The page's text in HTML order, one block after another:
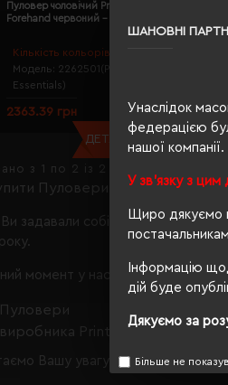
ШАНОВНІ
Унаслідок
федерацією
нашої компанії.
У зв'язку з цим
Щиро дякуємо
Інформацію
дій буде
Дякуємо за
Більше не
Пуловери Printer Active
задавали собі таке питання, то
момент у нас є, що Вам
Пуловери
виробника Printer Active Wear;
Вашу увагу, що з таким
Кількість кольорів:
Модель: 2262501(Printer
Essentials)
Пуловер чоловічий Printer
Forehand червоний - 2262501400S
2363.39 грн
ДЕТАЛЬНІШЕ...
з 1 по 2 із 2 (1 сторінок)